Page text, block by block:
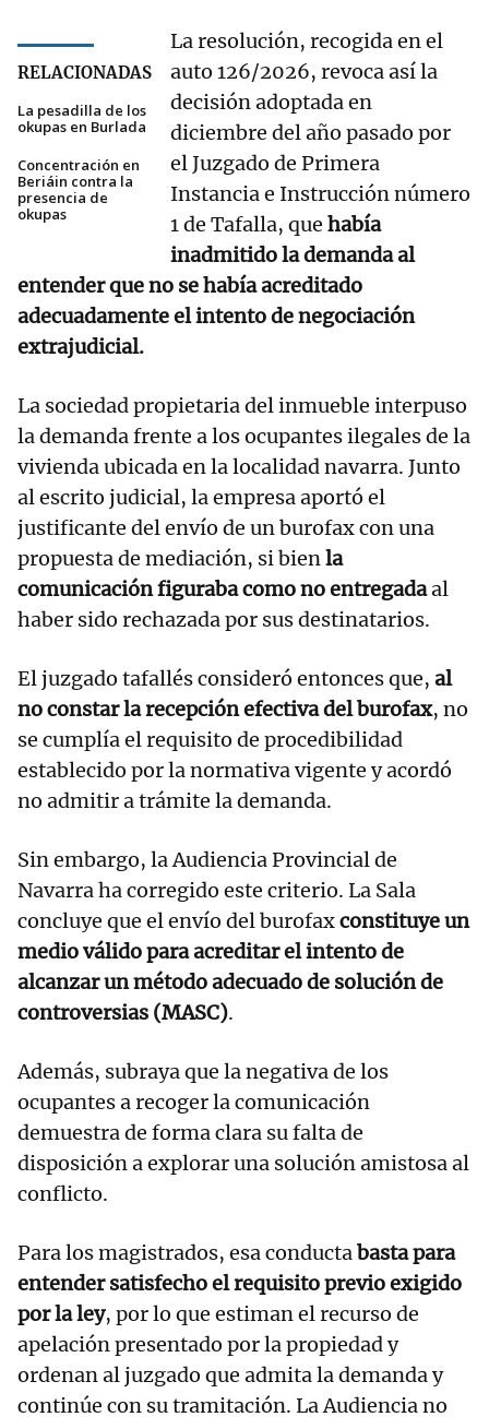
RELACIONADAS
La pesadilla de los
okupas en Burlada
Concentración en
Beriáin contra la
presencia de
okupas
La resolución, recogida en el
auto 126/2026, revoca así la
decisión adoptada en
diciembre del año pasado por
el Juzgado de Primera
Instancia e Instrucción número
1 de Tafalla, que había
inadmitido la demanda al
entender que no se había acreditado
adecuadamente el intento de negociación
extrajudicial.
La sociedad propietaria del inmueble interpuso
la demanda frente a los ocupantes ilegales de la
vivienda ubicada en la localidad navarra. Junto
al escrito judicial, la empresa aportó el
justificante del envío de un burofax con una
propuesta de mediación, si bienla
comunicación figuraba como no entregadaal
haber sido rechazada por sus destinatarios.
El juzgado tafallés consideró entonces que, al
no constar la recepción efectiva del burofax, no
se cumplía el requisito de procedibilidad
establecido por la normativa vigente y acordó
no admitir a trámite la demanda.
Sin embargo, la Audiencia Provincial de
Navarra ha corregido este criterio. La Sala
concluye que el envío del burofaxconstituye un
medio válido para acreditar el intento de
alcanzar un método adecuado de solución de
controversias (MASC).
Además, subraya que la negativa de los
ocupantes a recoger la comunicación
demuestra de forma clara su falta de
disposición a explorar una solución amistosa al
conflicto.
Para los magistrados, esa conductabasta para
entender satisfecho el requisito previo exigido
por la ley, por lo que estiman el recurso de
apelación presentado por la propiedad y
ordenan al juzgado que admita la demanda y
continúe con su tramitación. La Audiencia no